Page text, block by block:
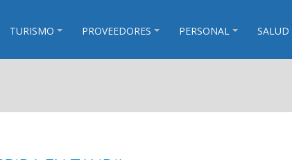
TURISMO PROVEEDORES PERSONAL SALUD